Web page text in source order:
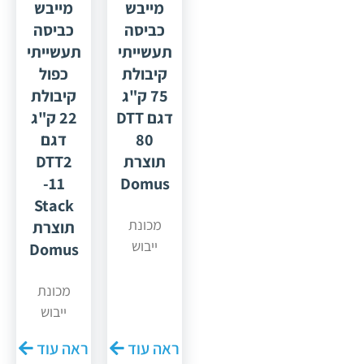
מייבש
כביסה
תעשייתי
קיבולת
75 ק"ג
דגם DTT
80
תוצרת
Domus
מכונת
ייבוש
80 DTT
ראה עוד
מייבש
כביסה
תעשייתי
כפול
קיבולת
22 ק"ג
דגם
DTT2
-11
Stack
תוצרת
Domus
מכונת
ייבוש
חברת
ראה עוד